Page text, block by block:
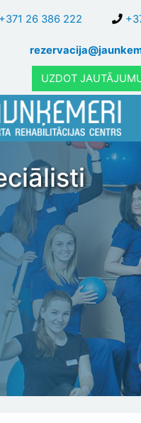
galveno
saturu
+371 26 386 222
UZDOT